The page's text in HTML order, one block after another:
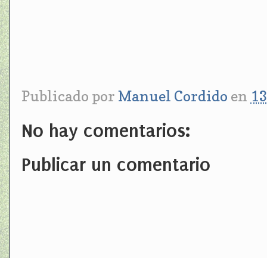
Publicado por Manuel Cordido en
No hay comentarios:
Publicar un comentario